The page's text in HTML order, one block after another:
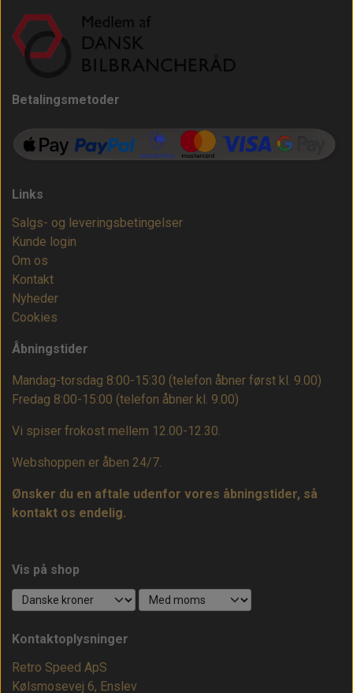
Betalingsmetoder
Links
Salgs- og leveringsbetingelser
Kunde login
Om os
Kontakt
Nyheder
Cookies
Åbningstider
Mandag-torsdag 8:00-15:30 (telefon åbner først kl. 9.00)
Fredag 8:00-15:00 (telefon åbner kl. 9.00)
Vi spiser frokost mellem 12.00-12.30.
Webshoppen er åben 24/7.
Ønsker du en aftale udenfor vores åbningstider, så
kontakt os endelig.
Vis på shop
Kontaktoplysninger
Retro Speed ApS
Kølsmosevej 6, Enslev